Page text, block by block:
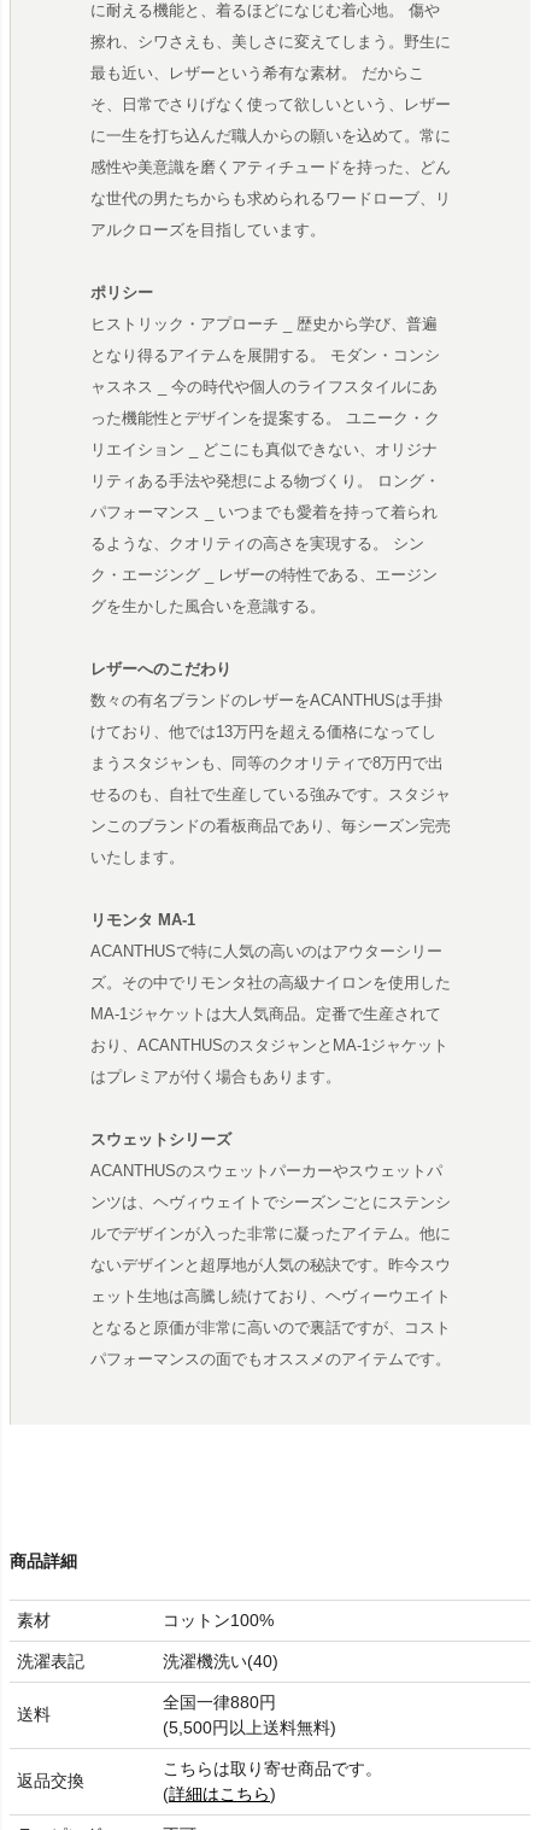
に耐える機能と、着るほどになじむ着心地。 傷や
擦れ、シワさえも、美しさに変えてしまう。野生に
最も近い、レザーという希有な素材。 だからこ
そ、日常でさりげなく使って欲しいという、レザー
に一生を打ち込んだ職人からの願いを込めて。常に
感性や美意識を磨くアティチュードを持った、どん
な世代の男たちからも求められるワードローブ、リ
アルクローズを目指しています。
ポリシー
ヒストリック・アプローチ _ 歴史から学び、普遍
となり得るアイテムを展開する。 モダン・コンシ
ャスネス _ 今の時代や個人のライフスタイルにあ
った機能性とデザインを提案する。 ユニーク・ク
リエイション _ どこにも真似できない、オリジナ
リティある手法や発想による物づくり。 ロング・
パフォーマンス _ いつまでも愛着を持って着られ
るような、クオリティの高さを実現する。 シン
ク・エージング _ レザーの特性である、エージン
グを生かした風合いを意識する。
レザーへのこだわり
数々の有名ブランドのレザーをACANTHUSは手掛
けており、他では13万円を超える価格になってし
まうスタジャンも、同等のクオリティで8万円で出
せるのも、自社で生産している強みです。スタジャ
ンこのブランドの看板商品であり、毎シーズン完売
いたします。
リモンタ MA-1
ACANTHUSで特に人気の高いのはアウターシリー
ズ。その中でリモンタ社の高級ナイロンを使用した
MA-1ジャケットは大人気商品。定番で生産されて
おり、ACANTHUSのスタジャンとMA-1ジャケット
はプレミアが付く場合もあります。
スウェットシリーズ
ACANTHUSのスウェットパーカーやスウェットパ
ンツは、ヘヴィウェイトでシーズンごとにステンシ
ルでデザインが入った非常に凝ったアイテム。他に
ないデザインと超厚地が人気の秘訣です。昨今スウ
ェット生地は高騰し続けており、ヘヴィーウエイト
となると原価が非常に高いので裏話ですが、コスト
パフォーマンスの面でもオススメのアイテムです。
商品詳細
素材 コットン100%
洗濯表記 洗濯機洗い(40)
送料
全国一律880円
(5,500円以上送料無料)
返品交換
こちらは取り寄せ商品です。
(詳細はこちら)